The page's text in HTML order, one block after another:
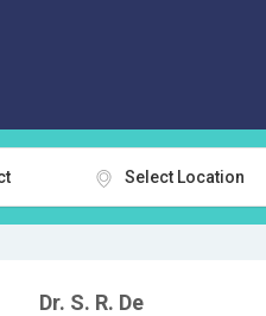
Select Location
Dr. S. R. De